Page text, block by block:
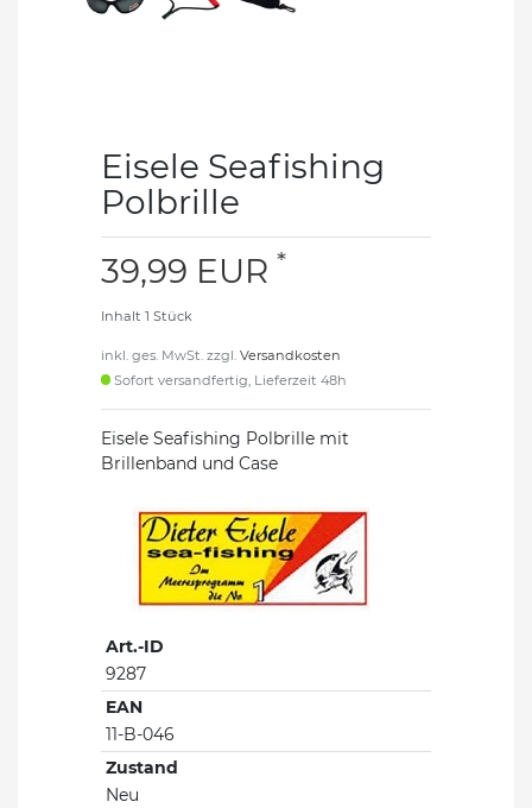
Eisele Seafishing
Polbrille
39,99 EUR *
Inhalt 1 Stück
inkl. ges. MwSt. zzgl. Versandkosten
Sofort versandfertig, Lieferzeit 48h
Eisele Seafishing Polbrille mit
Brillenband und Case
Art.-ID
9287
EAN
11-B-046
Zustand
Neu